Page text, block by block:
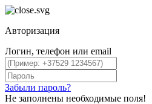
Авторизация
Логин, телефон или email
Забыли пароль?
Не заполнены необходимые поля!